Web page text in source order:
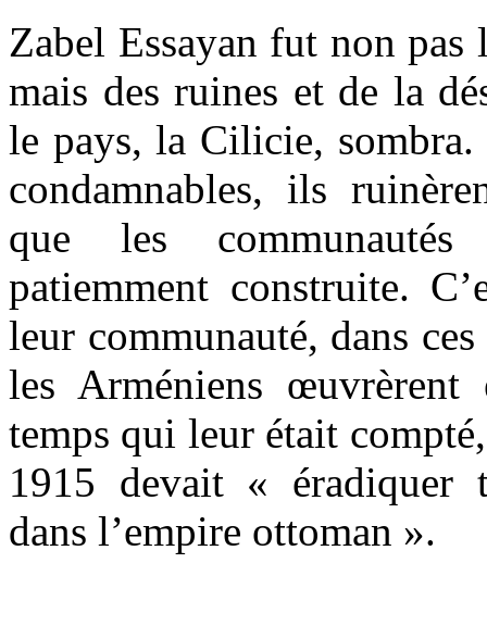
Zabel Essayan fut non pas
mais des ruines et de la
le pays, la Cilicie,
condamnables, ils
que les communautés
patiemment construite.
leur communauté, dans
les Arméniens
temps qui leur était
1915 devait « éradiquer
dans l’empire ottoman ».